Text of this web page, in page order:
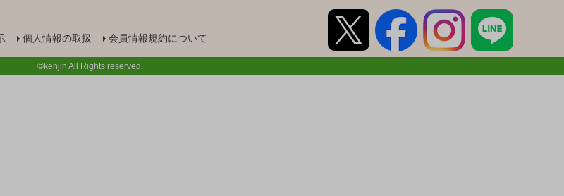
個人情報の取扱 会員情報規約について
©kenjin All Rights reserved.